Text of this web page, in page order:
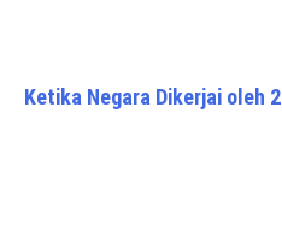
Ketika Negara Dikerjai oleh